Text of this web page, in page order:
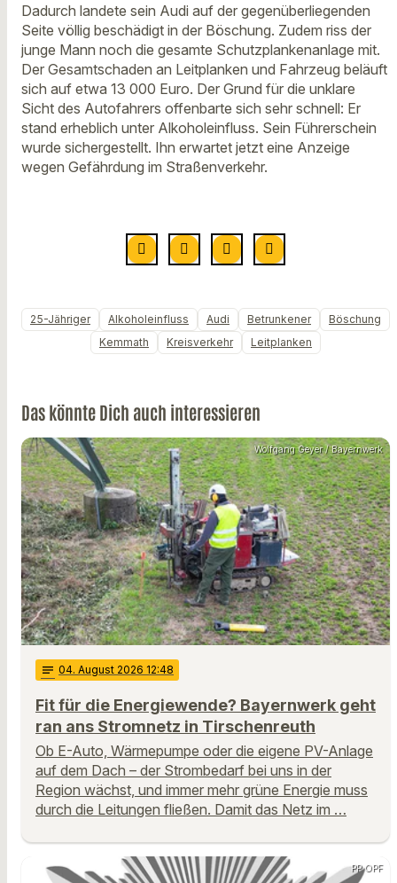
Dadurch landete sein Audi auf der gegenüberliegenden
Seite völlig beschädigt in der Böschung. Zudem riss der
junge Mann noch die gesamte Schutzplankenanlage mit.
Der Gesamtschaden an Leitplanken und Fahrzeug beläuft
sich auf etwa 13 000 Euro. Der Grund für die unklare
Sicht des Autofahrers offenbarte sich sehr schnell: Er
stand erheblich unter Alkoholeinfluss. Sein Führerschein
wurde sichergestellt. Ihn erwartet jetzt eine Anzeige
wegen Gefährdung im Straßenverkehr.
25-Jähriger Alkoholeinfluss Audi Betrunkener
Böschung
Kemmath
Kreisverkehr Leitplanken
Das könnte Dich auch interessieren
Wolfgang Geyer / Bayernwerk
notes 04. August 2026 12:48
Fit für die Energiewende? Bayernwerk geht
ran ans Stromnetz in Tirschenreuth
Ob E-Auto, Wärmepumpe oder die eigene PV-Anlage
auf dem Dach – der Strombedarf bei uns in der
Region wächst, und immer mehr grüne Energie muss
durch die Leitungen fließen. Damit das Netz im …
PP OPF